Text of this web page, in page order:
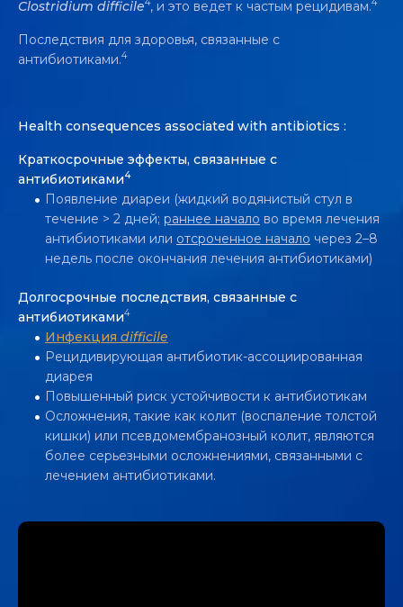
Clostridium difficile4, и это ведет к частым рецидивам.4
Последствия для здоровья, связанные с
антибиотиками.4
Health consequences associated with antibiotics :
Краткосрочные эффекты, связанные с
антибиотиками4
Появление диареи (жидкий водянистый стул в
течение > 2 дней; раннее начало во время лечения
антибиотиками или отсроченное начало через 2–8
недель после окончания лечения антибиотиками)
Долгосрочные последствия, связанные с
антибиотиками4
Инфекция difficile
Рецидивирующая антибиотик-ассоциированная
диарея
Повышенный риск устойчивости к антибиотикам
Осложнения, такие как колит (воспаление толстой
кишки) или псевдомембранозный колит, являются
более серьезными осложнениями, связанными с
лечением антибиотиками.